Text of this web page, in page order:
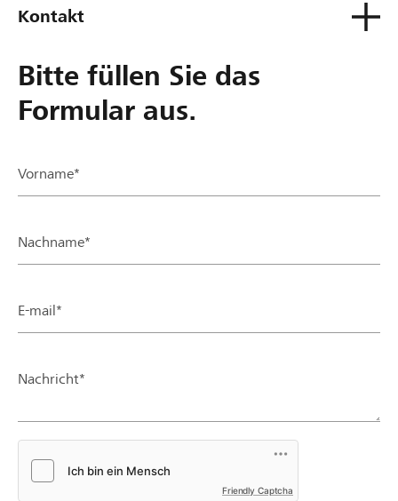
Kontakt
Bitte füllen Sie das
Formular aus.
Vorname*
Nachname*
E-mail*
Nachricht*
Friendly Captcha